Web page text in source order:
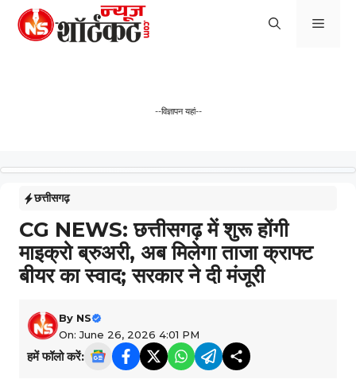
Skip
--विज्ञापन यहां--
छत्तीसगढ़
CG NEWS: छत्तीसगढ़ में शुरू होंगी
माइक्रो ब्रुअरी, अब मिलेगा ताजा क्राफ्ट
बीयर का स्वाद; सरकार ने दी मंजूरी
By NS
On: June 26, 2026 4:01 PM
हमें फॉलो करें: